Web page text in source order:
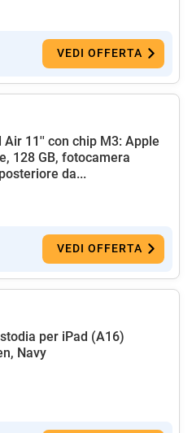
VEDI OFFERTA
Air 11'' con chip M3: Apple
128 GB, fotocamera
da...
VEDI OFFERTA
per iPad (A16)
Navy